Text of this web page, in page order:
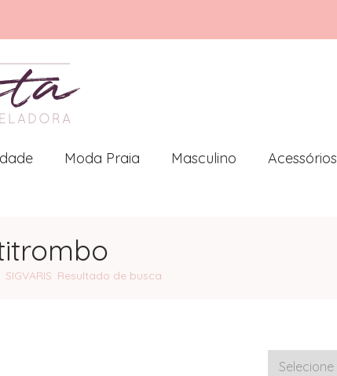
Moda Praia Masculino Acessórios
SIGVARIS Resultado de busca